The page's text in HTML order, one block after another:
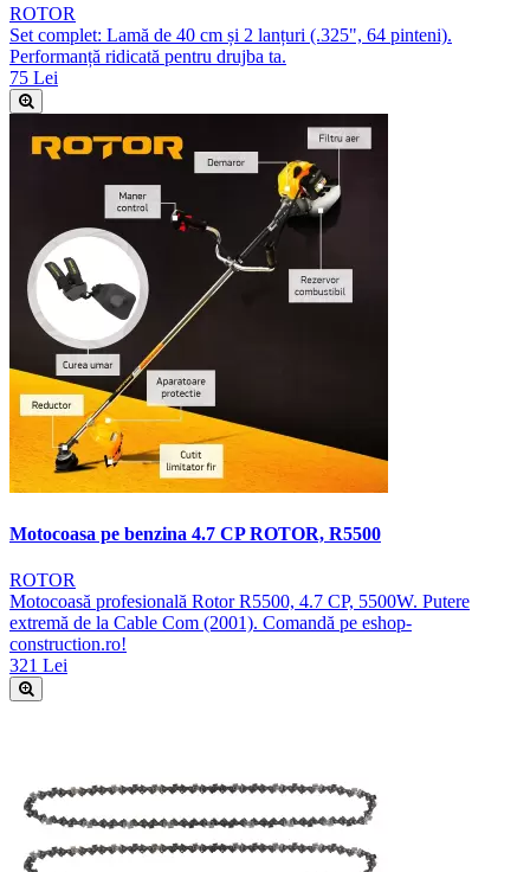
ROTOR
Set complet: Lamă de 40 cm și 2 lanțuri (.325", 64 pinteni).
Performanță ridicată pentru drujba ta.
75 Lei
Motocoasa pe benzina 4.7 CP ROTOR, R5500
ROTOR
Motocoasă profesională Rotor R5500, 4.7 CP, 5500W. Putere
extremă de la Cable Com (2001). Comandă pe eshop-
construction.ro!
321 Lei